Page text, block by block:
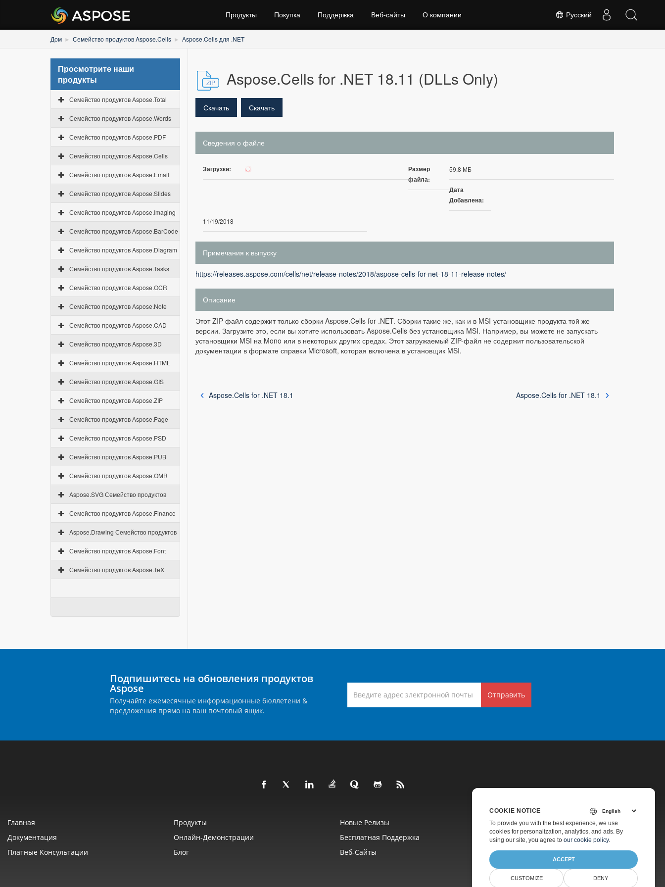
Русский
Продукты Покупка Поддержка Веб‑сайты О компании
Дом Семейство продуктов Aspose.Cells Aspose.Cells для .NET
Просмотрите наши
продукты
Семейство продуктов Aspose.Total
Семейство продуктов Aspose.Words
Семейство продуктов Aspose.PDF
Семейство продуктов Aspose.Cells
Семейство продуктов Aspose.Email
Семейство продуктов Aspose.Slides
Семейство продуктов Aspose.Imaging
Семейство продуктов Aspose.BarCode
Семейство продуктов Aspose.Diagram
Семейство продуктов Aspose.Tasks
Семейство продуктов Aspose.OCR
Семейство продуктов Aspose.Note
Семейство продуктов Aspose.CAD
Семейство продуктов Aspose.3D
Семейство продуктов Aspose.HTML
Семейство продуктов Aspose.GIS
Семейство продуктов Aspose.ZIP
Семейство продуктов Aspose.Page
Семейство продуктов Aspose.PSD
Семейство продуктов Aspose.PUB
Семейство продуктов Aspose.OMR
Aspose.SVG Семейство продуктов
Семейство продуктов Aspose.Finance
Aspose.Drawing Семейство продуктов
Семейство продуктов Aspose.Font
Семейство продуктов Aspose.TeX
Aspose.Cells for .NET 18.11 (DLLs Only)
Скачать Скачать
Сведения о файле
Загрузки: 185
Размер
файла:
59,8 МБ
Дата
Добавлена:
11/19/2018
Примечания к выпуску
https://releases.aspose.com/cells/net/release-notes/2018/aspose-cells-for-net-18-11-release-notes/
Описание
Этот ZIP-файл содержит только сборки Aspose.Cells for .NET. Сборки такие же, как и в MSI-установщике продукта той же
версии. Загрузите это, если вы хотите использовать Aspose.Cells без установщика MSI. Например, вы можете не запускать
установщики MSI на Mono или в некоторых других средах. Этот загружаемый ZIP-файл не содержит пользовательской
документации в формате справки Microsoft, которая включена в установщик MSI.
Aspose.Cells for .NET 18.1 Aspose.Cells for .NET 18.1
Подпишитесь на обновления продуктов
Aspose
Получайте ежемесячные информационные бюллетени &
предложения прямо на ваш почтовый ящик.
Отправить
Главная Продукты Новые Релизы
Цены
Документация
Онлайн‑демонстрации Бесплатная Поддержка
Платная Поддержка
Платные Консультации
Блог Веб‑сайты О Компании
COOKIE NOTICE
To provide you with the best experience, we use
cookies for personalization, analytics, and ads. By
using our site, you agree to our cookie policy.
ACCEPT
CUSTOMIZE DENY